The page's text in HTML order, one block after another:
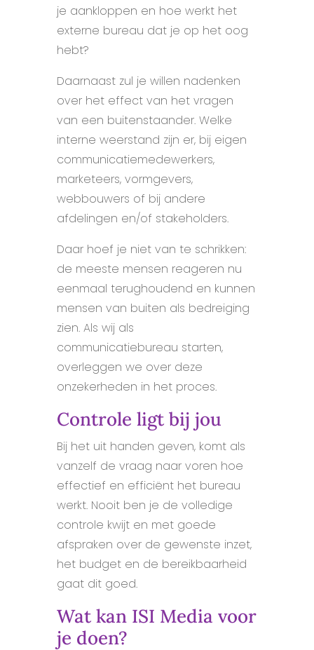
je aankloppen en hoe werkt het
externe bureau dat je op het oog
hebt?
Daarnaast zul je willen nadenken
over het effect van het vragen
van een buitenstaander. Welke
interne weerstand zijn er, bij eigen
communicatiemedewerkers,
marketeers, vormgevers,
webbouwers of bij andere
afdelingen en/of stakeholders.
Daar hoef je niet van te schrikken:
de meeste mensen reageren nu
eenmaal terughoudend en kunnen
mensen van buiten als bedreiging
zien. Als wij als
communicatiebureau starten,
overleggen we over deze
onzekerheden in het proces.
Controle ligt bij jou
Bij het uit handen geven, komt als
vanzelf de vraag naar voren hoe
effectief en efficiënt het bureau
werkt. Nooit ben je de volledige
controle kwijt en met goede
afspraken over de gewenste inzet,
het budget en de bereikbaarheid
gaat dit goed.
Wat kan ISI Media voor
je doen?